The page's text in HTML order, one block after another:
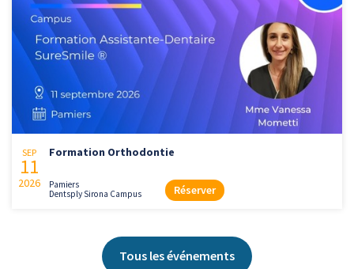
SEP
11
2026
Formation Orthodontie
Pamiers
Dentsply Sirona Campus
Réserver
Tous les événements